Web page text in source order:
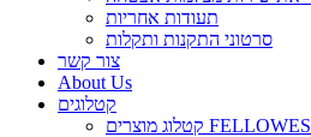
תעודות אחריות
סרטוני התקנות ותקלות
צור קשר
About Us
קטלוגים
קטלוג מוצרים FELLOWES